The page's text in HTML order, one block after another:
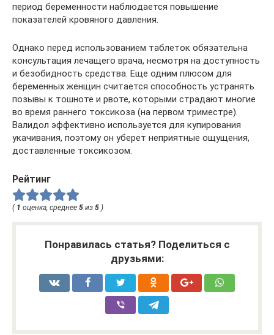
период беременности наблюдается повышение
показателей кровяного давления.
Однако перед использованием таблеток обязательна
консультация лечащего врача, несмотря на доступность
и безобидность средства. Еще одним плюсом для
беременных женщин считается способность устранять
позывы к тошноте и рвоте, которыми страдают многие
во время раннего токсикоза (на первом триместре).
Валидол эффективно используется для купирования
укачивания, поэтому он уберет неприятные ощущения,
доставленные токсикозом.
Рейтинг
( 1 оценка, среднее 5 из 5 )
Понравилась статья? Поделиться с
друзьями: